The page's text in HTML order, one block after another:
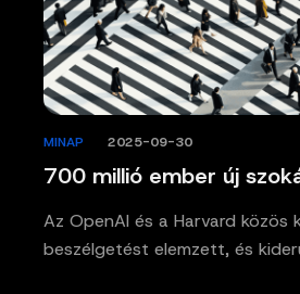
700 millió ember új
MINAP 2025-09-30
Az OpenAI és a Harvard közös
beszélgetést elemzett, és